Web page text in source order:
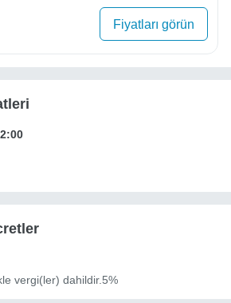
Fiyatları görün
vergi(ler) dahildir.5%